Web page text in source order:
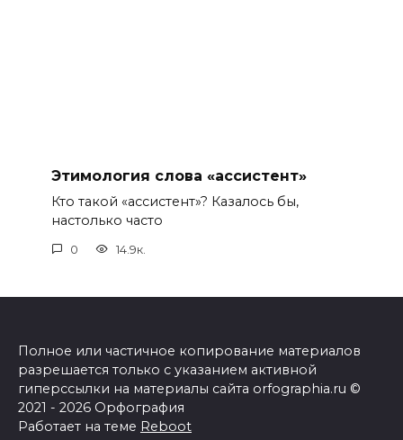
Этимология слова «ассистент»
Кто такой «ассистент»? Казалось бы,
настолько часто
0 14.9к.
Полное или частичное копирование материалов
разрешается только с указанием активной
гиперссылки на материалы сайта orfographia.ru ©
2021 - 2026 Орфография
Работает на теме Reboot